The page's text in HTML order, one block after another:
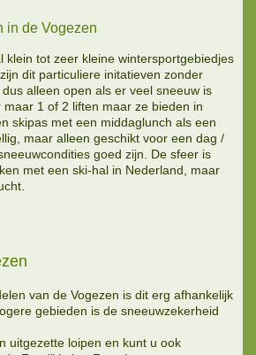
in de Vogezen
klein tot zeer kleine wintersportgebiedjes
dit particuliere initatieven zonder
alleen open als er veel sneeuw is
maar 1 of 2 liften maar ze bieden in
skipas met een middaglunch als een
maar alleen geschikt voor een dag /
goed zijn. De sfeer is
met een ski-hal in Nederland, maar
van de Vogezen is dit erg afhankelijk
gebieden is de sneeuwzekerheid
uitgezette loipen en kunt u ook